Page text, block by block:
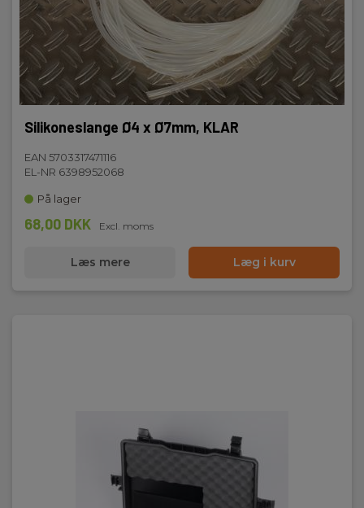
Dimensioner
H x B x D:
212 mm x 82 mm x 36 mm
Vægt
Nettovægt:
Silikoneslange Ø4 x Ø7mm, KLAR
EAN 5703317471116
EL-NR 6398952068
På lager
68,00 DKK Excl. moms
Læs mere Læg i kurv